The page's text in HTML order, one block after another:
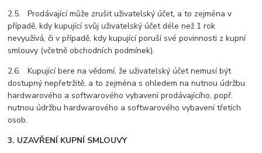
2.5. Prodávající může zrušit uživatelský účet, a to zejména v
případě, kdy kupující svůj uživatelský účet déle než 1 rok
nevyužívá, či v případě, kdy kupující poruší své povinnosti z kupní
smlouvy (včetně obchodních podmínek).
2.6. Kupující bere na vědomí, že uživatelský účet nemusí být
dostupný nepřetržitě, a to zejména s ohledem na nutnou údržbu
hardwarového a softwarového vybavení prodávajícího, popř.
nutnou údržbu hardwarového a softwarového vybavení třetích
osob.
3. UZAVŘENÍ KUPNÍ SMLOUVY